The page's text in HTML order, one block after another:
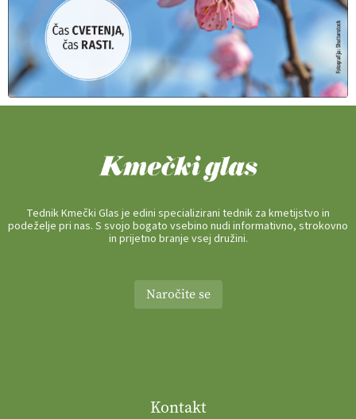
Tednik Kmečki Glas je edini specializirani tednik za kmetijstvo in
podeželje pri nas. S svojo bogato vsebino nudi informativno, strokovno
in prijetno branje vsej družini.
Naročite se
Kontakt